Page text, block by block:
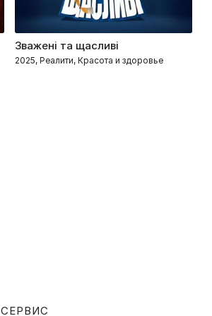
Зважені та щасливі
2025, Реалити, Красота и здоровье
СЕРВИС